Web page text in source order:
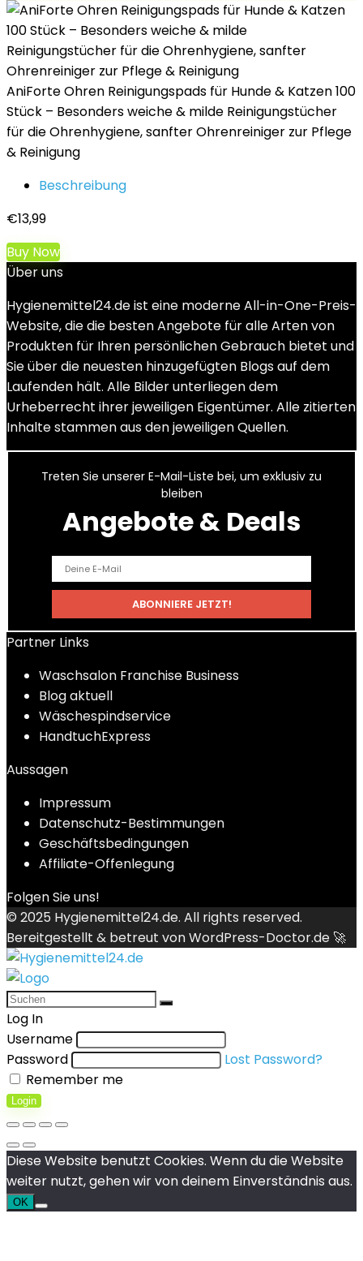
AniForte Ohren Reinigungspads für Hunde & Katzen 100
Stück – Besonders weiche & milde Reinigungstücher
für die Ohrenhygiene, sanfter Ohrenreiniger zur Pflege
& Reinigung
Beschreibung
€13,99
Buy Now
Über uns
Hygienemittel24.de ist eine moderne All-in-One-Preis-
Website, die die besten Angebote für alle Arten von
Produkten für Ihren persönlichen Gebrauch bietet und
Sie über die neuesten hinzugefügten Blogs auf dem
Laufenden hält. Alle Bilder unterliegen dem
Urheberrecht ihrer jeweiligen Eigentümer. Alle zitierten
Inhalte stammen aus den jeweiligen Quellen.
Treten Sie unserer E-Mail-Liste bei, um exklusiv zu
bleiben
Angebote & Deals
Partner Links
Waschsalon Franchise Business
Blog aktuell
Wäschespindservice
HandtuchExpress
Aussagen
Impressum
Datenschutz-Bestimmungen
Geschäftsbedingungen
Affiliate-Offenlegung
Folgen Sie uns!
© 2025 Hygienemittel24.de. All rights reserved.
Bereitgestellt & betreut vonWordPress-Doctor.de 🚀
Log In
Username
Password
Lost Password?
Remember me
Login
Diese Website benutzt Cookies. Wenn du die Website
weiter nutzt, gehen wir von deinem Einverständnis aus.
OK